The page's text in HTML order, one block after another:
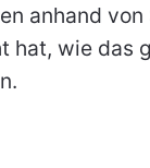
anhand
hat, wie das